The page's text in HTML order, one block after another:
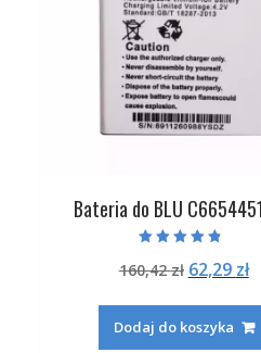
Bateria do BLU
4.50
na 5
160,42zł
wynosiła:
160,42 zł.
62,29 zł
Dodaj do koszyka